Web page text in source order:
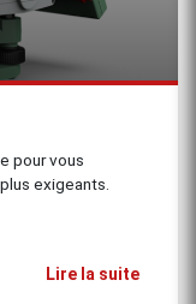
pour vous
exigeants.
Lire la suite